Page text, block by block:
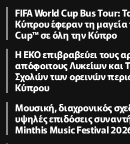
FIFA World Cup Bus Tour:
Κύπρου έφεραν τη μαγεία
Cup™ σε όλη την Κύπρο
Η ΕΚΟ επιβραβεύει τους
απόφοιτους Λυκείων και
Σχολών των ορεινών
Κύπρου
Μουσική, διαχρονικός
υψηλές επιδόσεις
Minthis Music Festival